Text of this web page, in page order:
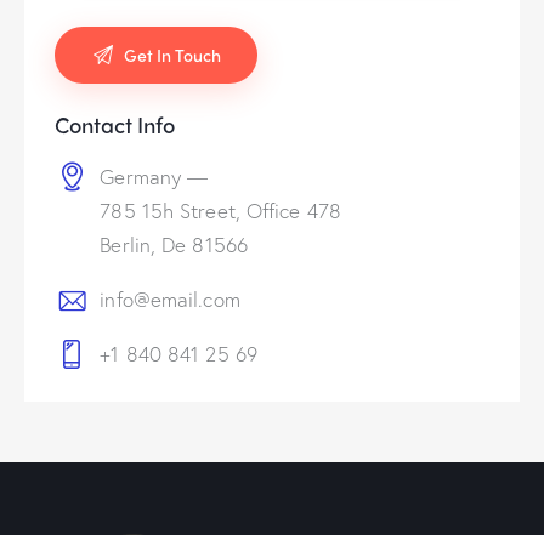
Contact Info
Germany —
785 15h Street, Office 478
Berlin, De 81566
info@email.com
+1 840 841 25 69